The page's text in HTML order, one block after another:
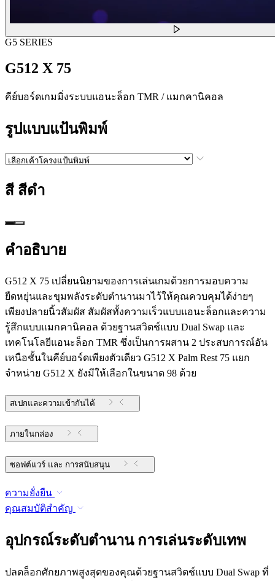
G5 SERIES
G512 X 75
คีย์บอร์ดเกมมิ่งระบบแอนะล็อก TMR / แมกคานิคอล
รูปแบบแป้นพิมพ์
สี สีดำ
คำอธิบาย
G512 X 75 เปลี่ยนนิยามของการเล่นเกมด้วยการมอบความ
ยืดหยุ่นและขุมพลังระดับตำนานมาไว้ให้คุณควบคุมได้ง่ายๆ
เพียงปลายนิ้วสัมผัส สัมผัสทั้งความเร็วแบบแอนะล็อกและความ
รู้สึกแบบแมกคานิคอล ด้วยฐานสวิตช์แบบ Dual Swap และ
เทคโนโลยีแอนะล็อก TMR ซึ่งเป็นการผสาน 2 ประสบการณ์อัน
เหนือชั้นในคีย์บอร์ดเพียงตัวเดียว G512 X Palm Rest 75 แยก
จำหน่าย G512 X ยังมีให้เลือกในขนาด 98 ด้วย
สเปกและความเข้ากันได้
ภายในกล่อง
ซอฟต์แวร์ และ การสนับสนุน
ความยั่งยืน
คุณสมบัติสำคัญ
อุปกรณ์ระดับตำนาน การเล่นระดับเทพ
ปลดล็อกศักยภาพสูงสุดของคุณด้วยฐานสวิตช์แบบ Dual Swap ที่